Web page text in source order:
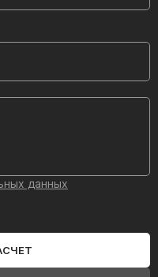
данных